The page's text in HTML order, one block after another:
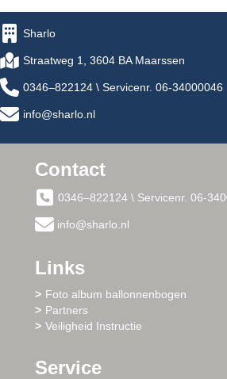
Sharlo
Straatweg 1, 3604 BA Maarssen
0346–822124 \ Servicenr. 06-34000046
info@sharlo.nl
Contact
0346–822124 \ Servicenr. 06-
info@sharlo.nl
Links
Foto album ballonnenbogen
Partners
Veiligheid Instructie
Service